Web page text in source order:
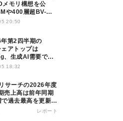
メモリ構想を公
や400層超BV-
露
20:50
アトップは
、生成AI需要で競
変化
18:32
売上高は前年同期
で過去最高を更新、
が好調
レポート